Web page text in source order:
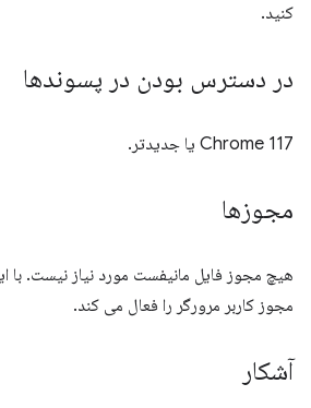
کنید.
در دسترس بودن در پسوندها
Chrome 117 یا جدیدتر.
مجوزها
مجوز کاربر مرورگر را فعال می کند.
آشکار